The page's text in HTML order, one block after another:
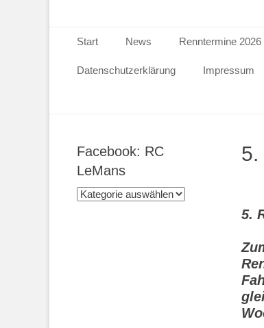
Primäres Menü
Inhalt
springen
Start News Renntermine 2026
Datenschutzerklärung
Impressum
5.
5.
Facebook: RC
LeMans
Facebook: